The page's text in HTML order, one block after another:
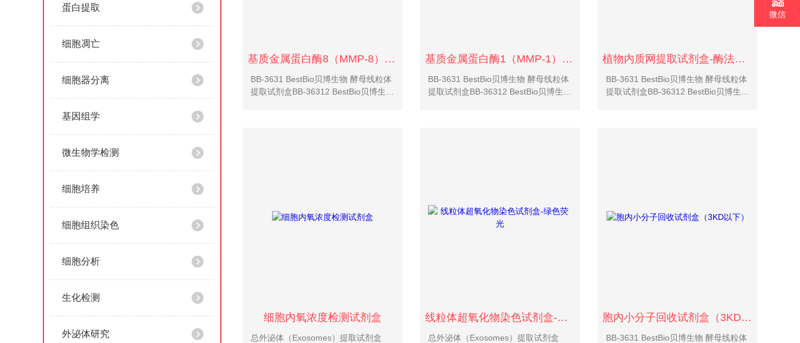
蛋白提取
细胞凋亡
细胞器分离
基因组学
微生物学检测
细胞培养
细胞组织染色
细胞分析
生化检测
外泌体研究
基质金属蛋白酶8（MMP-8）活性试剂盒（荧光
BB-3631 BestBio贝博生物 酵母线粒体
提取试剂盒BB-36312 BestBio贝博生物
基质金属蛋白酶1（MMP-1）活性检测试剂盒
BB-3631 BestBio贝博生物 酵母线粒体
提取试剂盒BB-36312 BestBio贝博生物
植物内质网提取试剂盒-酶法（低速离心法）
BB-3631 BestBio贝博生物 酵母线粒体
提取试剂盒BB-36312 BestBio贝博生物
细胞内氧浓度检测试剂盒
总外泌体（Exosomes）提取试剂盒
线粒体超氧化物染色试剂盒-绿色荧光
总外泌体（Exosomes）提取试剂盒
胞内小分子回收试剂盒（3KD以下）
BB-3631 BestBio贝博生物 酵母线粒体
微信